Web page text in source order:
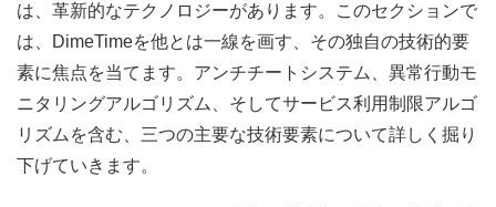
は、革新的なテクノロジーがあります。このセクションで
は、DimeTimeを他とは一線を画す、その独自の技術的要
素に焦点を当てます。アンチチートシステム、異常行動モ
ニタリングアルゴリズム、そしてサービス利用制限アルゴ
リズムを含む、三つの主要な技術要素について詳しく掘り
下げていきます。